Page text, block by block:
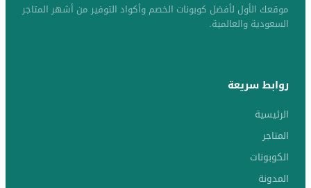
موقعك الأول لأفضل كوبونات الخصم وأكواد التوفير من أشهر المتاجر
السعودية والعالمية.
روابط سريعة
الرئيسية
المتاجر
الكوبونات
المدونة